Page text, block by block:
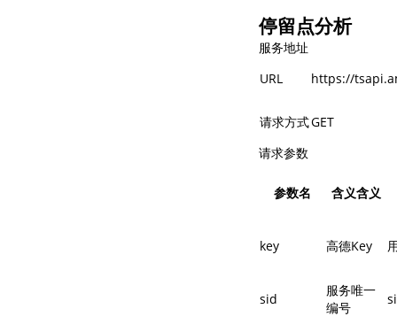
停留点分析
服务地址
URL
https://
请求方式GET
请求参数
参数名 含义含义
key 高德Key
sid
服务唯一
编号